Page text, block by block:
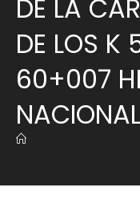
DE LA
DE LOS
60+007